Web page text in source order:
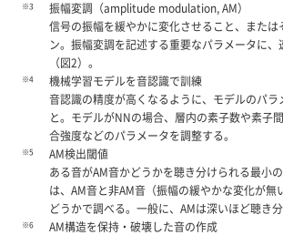
※3
振幅変調（amplitude modulation, AM）
信号の振幅を緩やかに変化させること、または
ン。振幅変調を記述する重要なパラメータに、
（図2）。
※4
機械学習モデルを音認識で訓練
音認識の精度が高くなるように、モデルのパラ
と。モデルがNNの場合、層内の素子数や素子
合強度などのパラメータを調整する。
※5
AM検出閾値
ある音がAM音かどうかを聴き分けられる最小
は、AM音と非AM音（振幅の緩やかな変化が無
どうかで調べる。一般に、AMは深いほど聴き分
※6
AM構造を保持・破壊した音の作成